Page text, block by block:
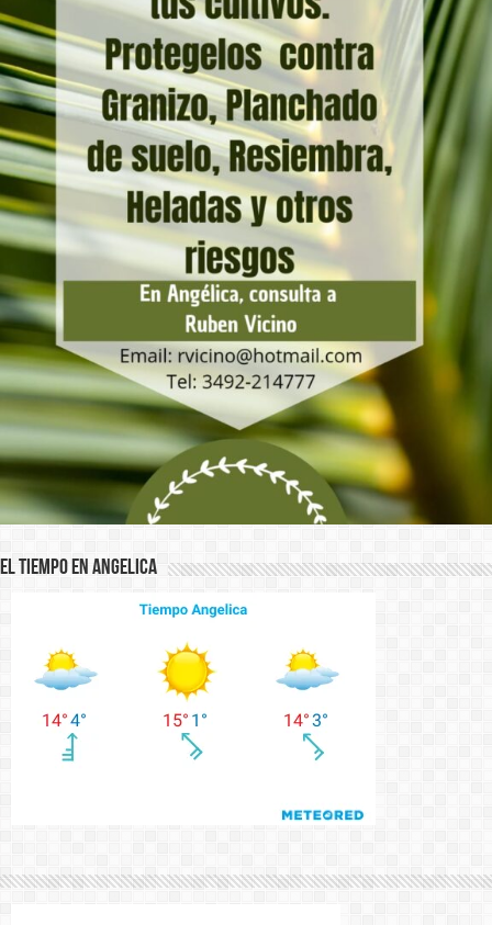
El Tiempo en Angelica